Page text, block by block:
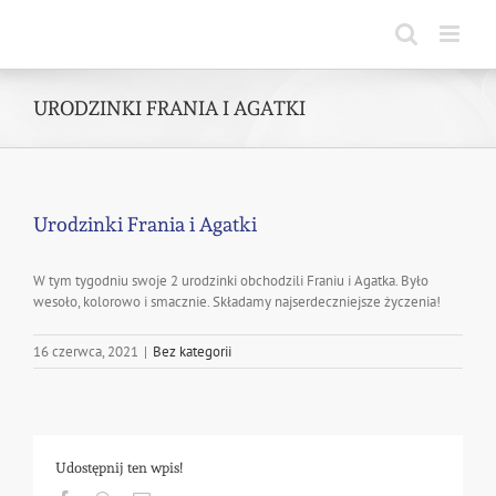
URODZINKI FRANIA I AGATKI
Urodzinki Frania i Agatki
W tym tygodniu swoje 2 urodzinki obchodzili Franiu i Agatka. Było
wesoło, kolorowo i smacznie. Składamy najserdeczniejsze życzenia!
16 czerwca, 2021 | Bez kategorii
Udostępnij ten wpis!